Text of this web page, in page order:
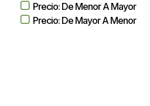
Precio: De Menor A Mayor
Precio: De Mayor A Menor